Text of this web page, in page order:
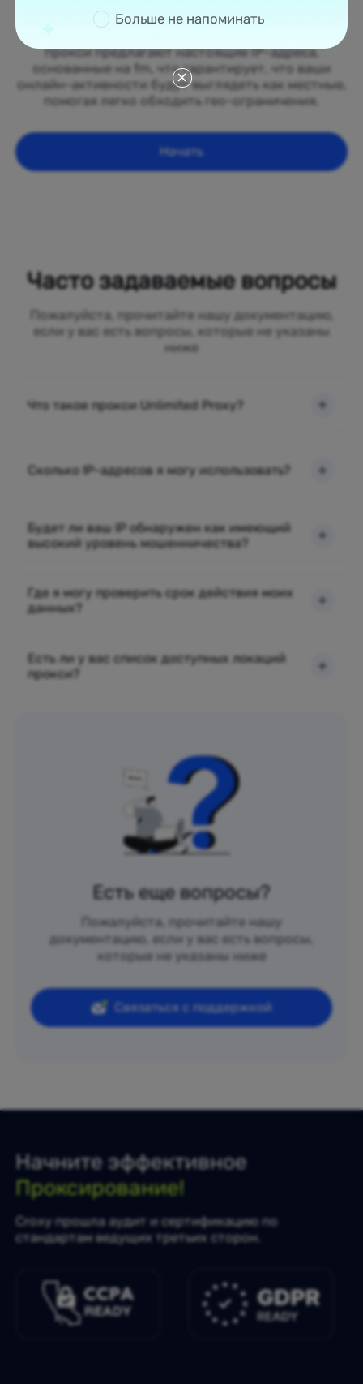
таких как Нью-Йорк и Лос-Анджелес, до сельских
районов Среднего Запада, наши резидентные
прокси предлагают настоящие IP-адреса,
основанные на fm, что гарантирует, что ваши
онлайн-активности будут выглядеть как местные,
помогая легко обходить гео-ограничения.
Начать
Часто задаваемые вопросы
Пожалуйста, прочитайте нашу документацию,
если у вас есть вопросы, которые не указаны
ниже
Что такое прокси Unlimited Proxy?
Сколько IP-адресов я могу использовать?
Будет ли ваш IP обнаружен как имеющий
высокий уровень мошенничества?
Где я могу проверить срок действия моих
данных?
Есть ли у вас список доступных локаций
прокси?
Есть еще вопросы?
Пожалуйста, прочитайте нашу
документацию, если у вас есть вопросы,
которые не указаны ниже
Связаться с поддержкой
Начните эффективное
Проксирование!
Croxy прошла аудит и сертификацию по
стандартам ведущих третьих сторон.
Больше не напоминать